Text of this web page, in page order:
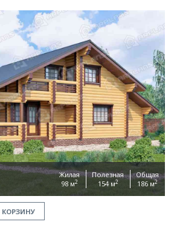
Жилая
98 м2
Полезная
154 м2
Общая
186 м2
КОРЗИНУ